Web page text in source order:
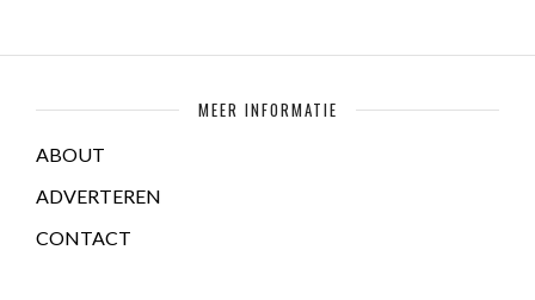
MEER INFORMATIE
ABOUT
ADVERTEREN
CONTACT